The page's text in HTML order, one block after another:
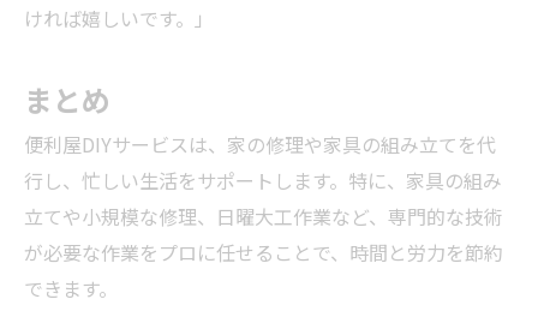
ければ嬉しいです。」
まとめ
便利屋DIYサービスは、家の修理や家具の組み立てを代
行し、忙しい生活をサポートします。特に、家具の組み
立てや小規模な修理、日曜大工作業など、専門的な技術
が必要な作業をプロに任せることで、時間と労力を節約
できます。